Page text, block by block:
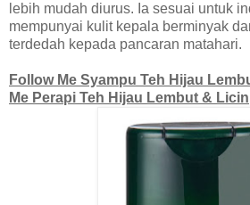
lebih mudah diurus. Ia sesuai untuk
mempunyai kulit kepala berminyak
terdedah kepada pancaran matahari.
Follow Me Syampu Teh Hijau
Me Perapi Teh Hijau Lembut & Licin